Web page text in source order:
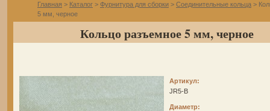
Главная > Каталог > Фурнитура для сборки > Соединительные кольца >
5 мм, черное
Кольцо разъемное 5 мм, черное
Артикул:
JR5-B
Диаметр: